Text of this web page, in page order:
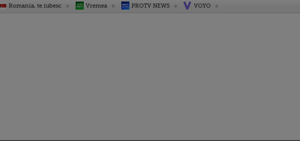
Romania, te iubesc Vremea PROTV NEWS VOYO